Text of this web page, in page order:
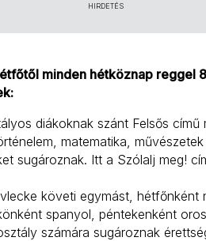
HIRDETÉS
minden hétköznap reggel
diákoknak szánt Felsős című
matematika,
sugároznak. Itt a Szólalj meg!
követi egymást, hétfőnként
spanyol, péntekenként
számára sugároznak